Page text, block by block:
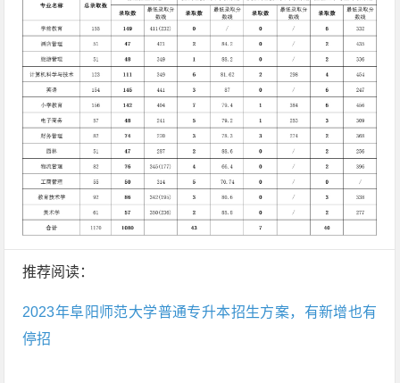
推荐阅读：
2023年阜阳师范大学普通专升本招生方案，有新增也有
停招